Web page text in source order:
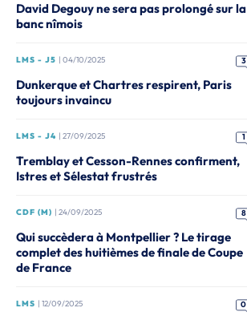
David Degouy ne sera pas prolongé sur la
banc nîmois
LMS - J5 | 04/10/2025 3
Dunkerque et Chartres respirent, Paris
toujours invaincu
LMS - J4 | 27/09/2025 1
Tremblay et Cesson-Rennes confirment,
Istres et Sélestat frustrés
CDF (M) | 24/09/2025 8
Qui succèdera à Montpellier ? Le tirage
complet des huitièmes de finale de Coupe
de France
LMS | 12/09/2025 0